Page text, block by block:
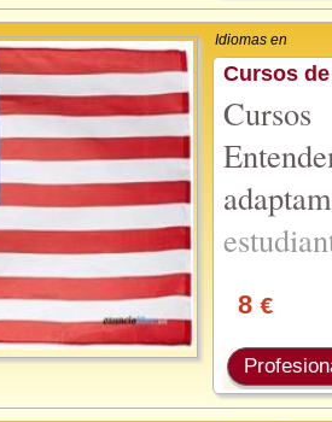
Idiomas en
Cursos
8 €